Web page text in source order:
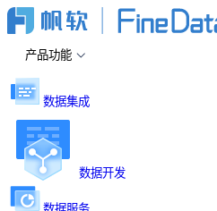
产品功能
数据集成
数据开发